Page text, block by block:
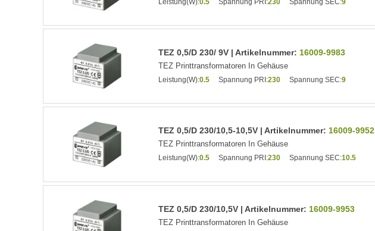
Leistung(W):0.5 Spannung PRI:230 Spannung SEC:9
TEZ 0,5/D 230/ 9V | Artikelnummer: 16009-9983
TEZ Printtransformatoren In Gehäuse
Leistung(W):0.5 Spannung PRI:230 Spannung SEC:9
TEZ 0,5/D 230/10,5-10,5V | Artikelnummer: 16009-9952
TEZ Printtransformatoren In Gehäuse
Leistung(W):0.5 Spannung PRI:230 Spannung SEC:10.5
TEZ 0,5/D 230/10,5V | Artikelnummer: 16009-9953
TEZ Printtransformatoren In Gehäuse